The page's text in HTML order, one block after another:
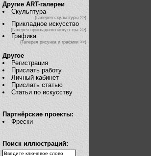
Другие ART-галереи
Скульптура
(Галерея скульптуры >>)
Прикладное искусство
(Галерея прикладного искусства >>)
Графика
(Галерея рисунка и графики >>)
Другое
Регистрация
Прислать работу
Личный кабинет
Прислать статью
Статьи по искусству
Партнёрские проекты:
Фрески
Поиск иллюстраций: